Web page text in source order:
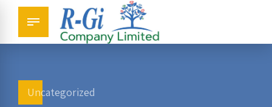
Uncategorized